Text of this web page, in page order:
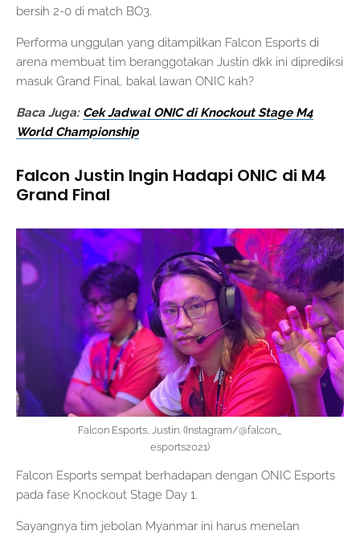
bersih 2-0 di match BO3.
Performa unggulan yang ditampilkan Falcon Esports di
arena membuat tim beranggotakan Justin dkk ini diprediksi
masuk Grand Final, bakal lawan ONIC kah?
Baca Juga: Cek Jadwal ONIC di Knockout Stage M4
World Championship
Falcon Justin Ingin Hadapi ONIC di M4
Grand Final
Falcon Esports, Justin. (Instagram/@falcon_
esports2021)
Falcon Esports sempat berhadapan dengan ONIC Esports
pada fase Knockout Stage Day 1.
Sayangnya tim jebolan Myanmar ini harus menelan